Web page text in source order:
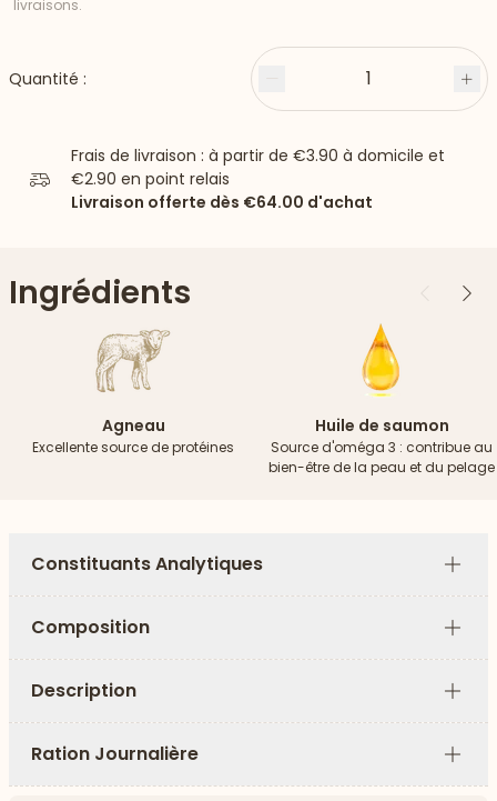
livraisons.
Quantité : Moins 1
Frais de livraison : à partir de €3.90 à domicile et
€2.90 en point relais
Livraison offerte dès €64.00 d'achat
Ingrédients Précédent
Agneau
Excellente source de protéines
Huile de saumon
Source d'oméga 3 : contribue au
bien-être de la peau et du pelage
Constituants Analytiques
Plus
Composition
Plus
Description
Plus
Ration Journalière
Plus